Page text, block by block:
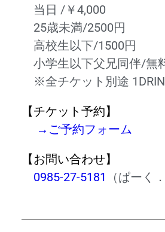
当日 /￥4,000
25歳未満/2500円
高校生以下/1500円
小学生以下父兄同伴/無
※全チケット別途
【チケット予約】
→ご予約フォーム
【お問い合わせ】
0985-27-5181
（ぱーく．